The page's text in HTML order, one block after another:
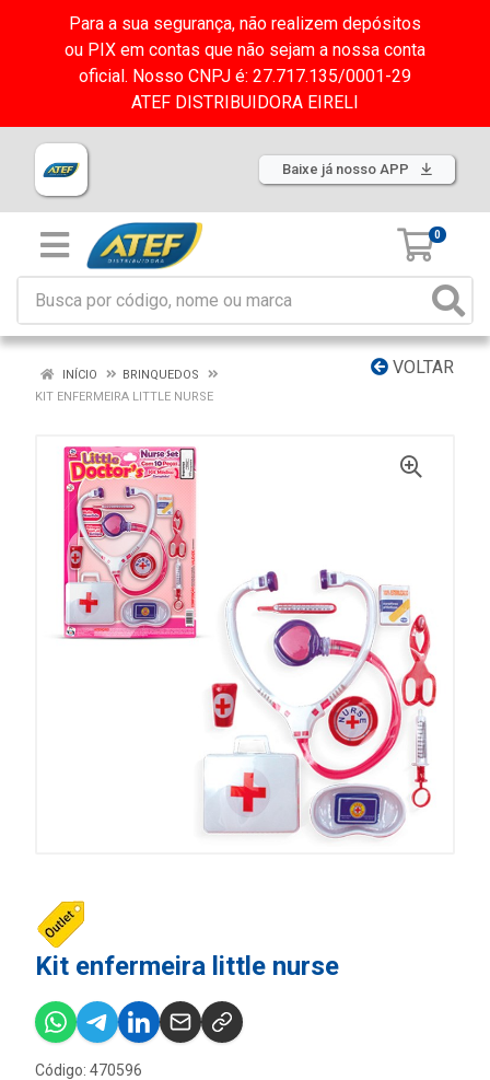
Para a sua segurança, não realizem depósitos
ou PIX em contas que não sejam a nossa conta
oficial. Nosso CNPJ é: 27.717.135/0001-29
ATEF DISTRIBUIDORA EIRELI
Baixe já nosso APP
0
VOLTAR
INÍCIO
BRINQUEDOS
KIT ENFERMEIRA LITTLE NURSE
Kit enfermeira little nurse
Código: 470596